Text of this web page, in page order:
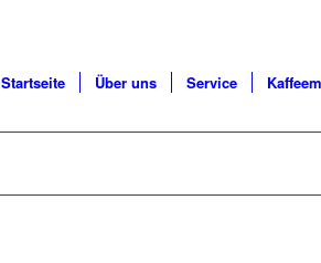
Startseite Über uns Service